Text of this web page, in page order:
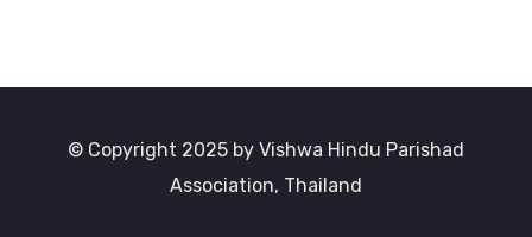
© Copyright 2025 by Vishwa Hindu Parishad
Association, Thailand